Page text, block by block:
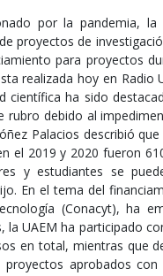
por la pandemia,
proyectos de
para proyectos
realizada hoy en
científica ha sido
rubro debido al
Palacios describió
el 2019 y 2020 fueron
y estudiantes se
En el tema del
(Conacyt), ha
la UAEM ha participado
en total, mientras que
aprobados